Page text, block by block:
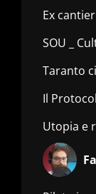
Ex
SOU _
Taranto
Il
Utopia e